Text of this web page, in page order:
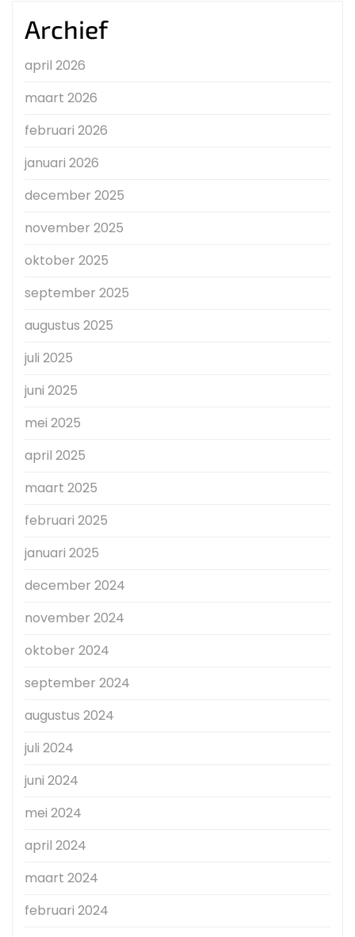
Archief
april 2026
maart 2026
februari 2026
januari 2026
december 2025
november 2025
oktober 2025
september 2025
augustus 2025
juli 2025
juni 2025
mei 2025
april 2025
maart 2025
februari 2025
januari 2025
december 2024
november 2024
oktober 2024
september 2024
augustus 2024
juli 2024
juni 2024
mei 2024
april 2024
maart 2024
februari 2024